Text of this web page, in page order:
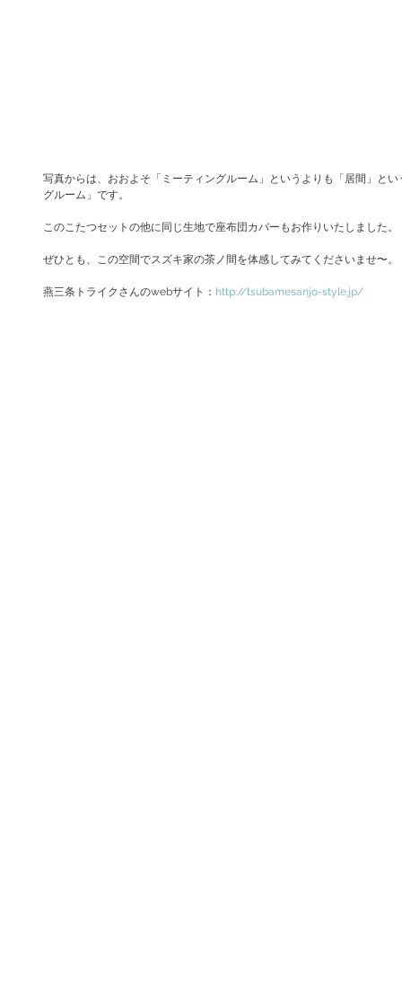
写真からは、おおよそ「ミーティングルーム」というよりも「居間」と
グルーム」です。
このこたつセットの他に同じ生地で座布団カバーもお作りいたしました。
ぜひとも、この空間でスズキ家の茶ノ間を体感してみてくださいませ〜。
燕三条トライクさんのwebサイト： http://tsubamesanjo-style.jp/